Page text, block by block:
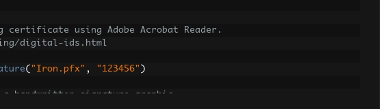
using Adobe Acrobat Reader.
digital-ids.html
( "Iron.pfx" , "123456" )
handwritten signature graphic